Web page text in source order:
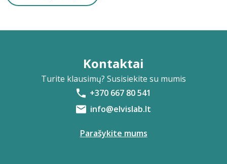
Kontaktai
Turite klausimų? Susisiekite su mumis
+370 667 80 541
info@elvislab.lt
Parašykite mums